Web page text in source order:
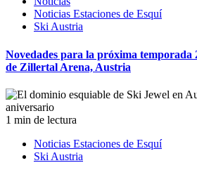
Noticias Estaciones de Esquí
Ski Austria
Novedades para la próxima temporada
de Zillertal Arena, Austria
1 min de lectura
Noticias Estaciones de Esquí
Ski Austria